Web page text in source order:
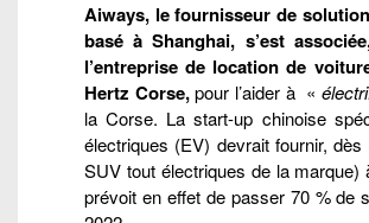
Aiways, le fournisseur de
basé à Shanghai, s’est
l’entreprise de location de
Hertz Corse,pour l’aider à «
la Corse. La start-up chinoise
électriques (EV) devrait fournir,
SUV tout électriques de la marque)
prévoit en effet de passer 70 % de